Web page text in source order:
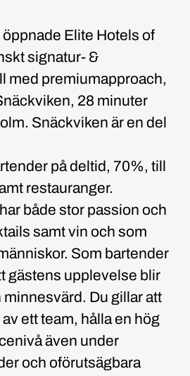
Elite Hotels of
signatur- &
med premiumapproach,
28 minuter
Snäckviken är en del
på deltid, 70%, till
restauranger.
både stor passion och
samt vin och som
Som bartender
gästens upplevelse blir
Du gillar att
ett team, hålla en hög
även under
och oförutsägbara